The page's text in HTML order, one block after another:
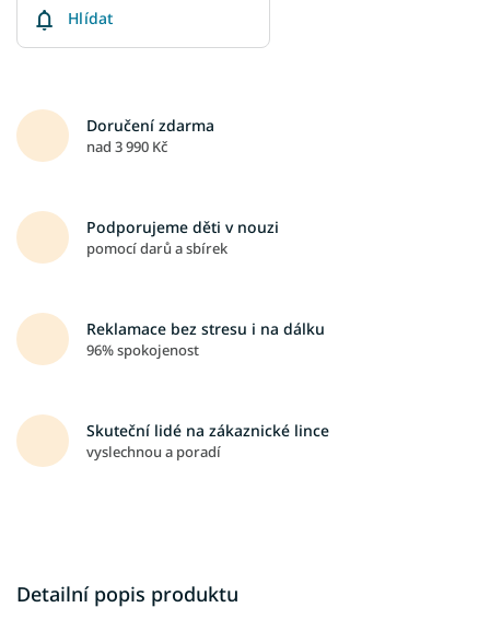
Hlídat
Doručení zdarma
nad 3 990 Kč
Podporujeme děti v nouzi
pomocí darů a sbírek
Reklamace bez stresu i na dálku
96% spokojenost
Skuteční lidé na zákaznické lince
vyslechnou a poradí
Detailní popis produktu